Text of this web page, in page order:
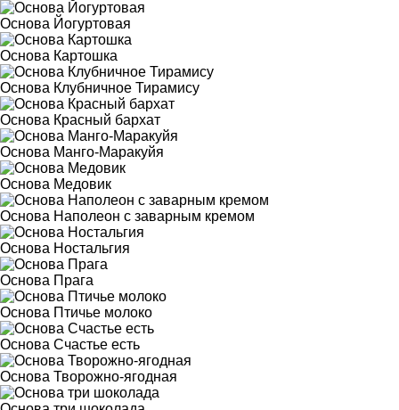
Основа Йогуртовая
Основа Картошка
Основа Клубничное Тирамису
Основа Красный бархат
Основа Манго-Маракуйя
Основа Медовик
Основа Наполеон с заварным кремом
Основа Ностальгия
Основа Прага
Основа Птичье молоко
Основа Счастье есть
Основа Творожно-ягодная